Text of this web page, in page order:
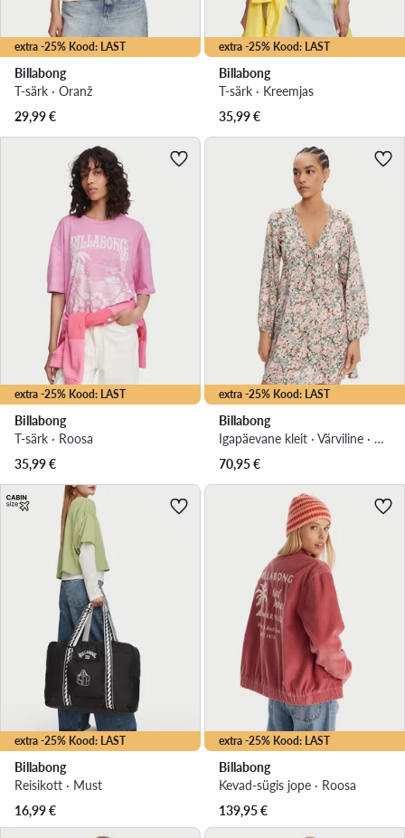
extra -25% Kood: LAST
Billabong
T-särk · Oranž
29,99€
extra -25% Kood: LAST
Billabong
T-särk · Kreemjas
35,99€
extra -25% Kood: LAST
Billabong
T-särk · Roosa
35,99€
extra -25% Kood: LAST
Billabong
Igapäevane kleit · Värviline · Mini
70,95€
extra -25% Kood: LAST
Billabong
Reisikott · Must
16,99€
extra -25% Kood: LAST
Billabong
Kevad-sügis jope · Roosa
139,95€